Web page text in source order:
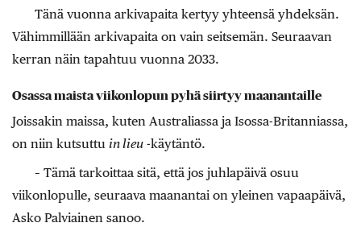
Tänä vuonna arkivapaita kertyy yhteensä yhdeksän.
Vähimmillään arkivapaita on vain seitsemän. Seuraavan
kerran näin tapahtuu vuonna 2033.
Osassa maista viikonlopun pyhä siirtyy maanantaille
Joissakin maissa, kuten Australiassa ja Isossa-Britanniassa,
on niin kutsuttu in lieu -käytäntö.
– Tämä tarkoittaa sitä, että jos juhlapäivä osuu
viikonlopulle, seuraava maanantai on yleinen vapaapäivä,
Asko Palviainen sanoo.